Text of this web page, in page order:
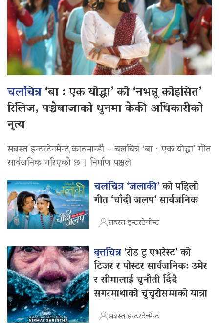
चलचित्र‘बा : एक योद्धा’ को ‘नभन्नू कोइसित’
रिलिज, पञ्चेबाजाको धुनमा केकी अधिकारीको
नृत्य
सबस्त इन्टरटेनमेन्ट,काठमान्डौ – चलचित्र ‘बा : एक योद्धा’ गीत
सार्वजनिक गरिएको छ । निर्माण पक्षले
चलचित्र ‘जलाकी’को पहिलो
गीत ‘चाँदी जलप’ सार्वजनिक
सबस्त इन्टरटेन्मेन्ट
वृत्तचित्र‘रोड टु एभरेस्ट’ को
टिजर र पोस्टर सार्वजनिक: उमेर
र सीमालाई चुनौती दिँदै
सगरमाथाको चुचुरोसम्मको यात्रा
सबस्त इन्टरटेन्मेन्ट